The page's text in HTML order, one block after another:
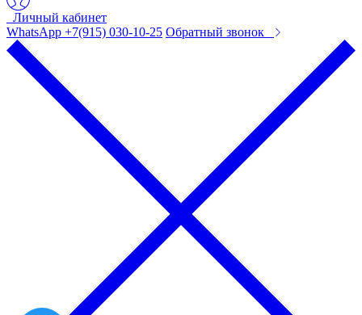
Личный кабинет
WhatsApp +7(915) 030-10-25 Обратный звонок